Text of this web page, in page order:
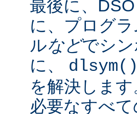
最後に、
に、プログ
ルなどでシ
に、 dlsym()
を解決しま
必要なすべ